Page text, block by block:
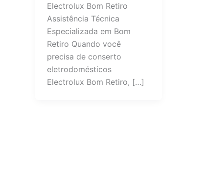
Electrolux Bom Retiro
Assistência Técnica
Especializada em Bom
Retiro Quando você
precisa de conserto
eletrodomésticos
Electrolux Bom Retiro, […]